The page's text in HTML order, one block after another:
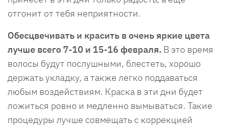
отгонит от тебя неприятности.
Обесцвечивать и красить в очень яркие цвета
лучше всего 7-10 и 15-16 февраля. В это время
волосы будут послушными, блестеть, хорошо
держать укладку, а также легко поддаваться
любым воздействиям. Краска в эти дни будет
ложиться ровно и медленно вымываться. Такие
процедуры лучше совмещать с коррекцией